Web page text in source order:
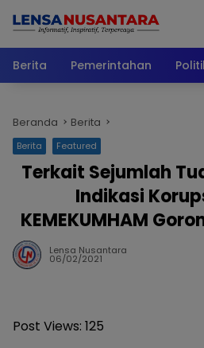
Berita
Pemerintahan
Beranda Berita
Berita Featured
Terkait Sejumlah
Indikasi
KEMEKUMHAM
Lensa Nusantara
06/02/2021
Post Views: 125